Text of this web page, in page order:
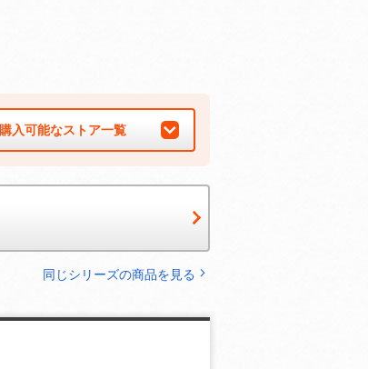
購入可能なストア一覧
リフロー版同じシリーズの商品を見る